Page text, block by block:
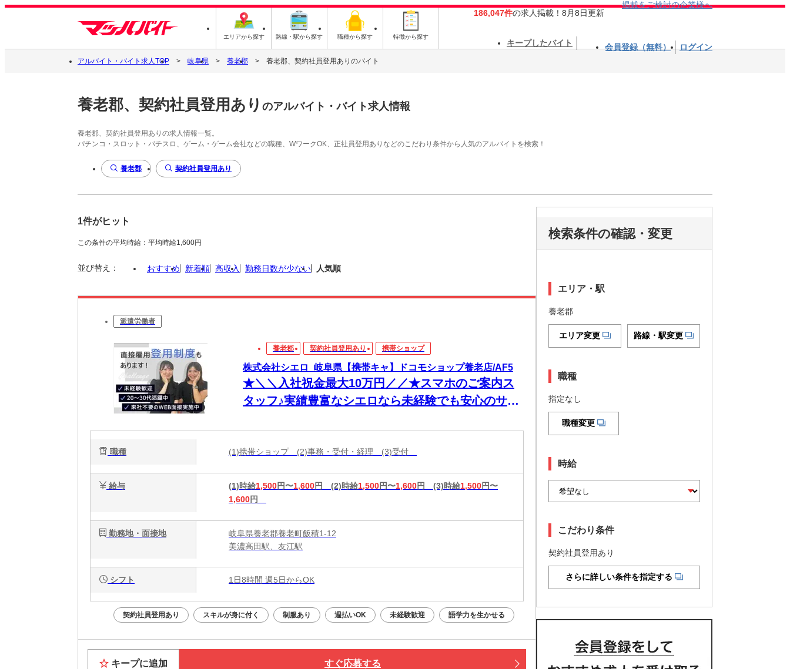
エリアから探す 路線・駅から探す 職種から探す 特徴から探す
186,047件の求人掲載！8月8日更新
掲載をご検討の企業様へ
キープしたバイト 会員登録（無料） ログイン
アルバイト・バイト求人TOP 岐阜県 養老郡 養老郡、契約社員登用ありのバイト
養老郡、契約社員登用あり のアルバイト・バイト求人情報
養老郡、契約社員登用ありの求人情報一覧。
パチンコ・スロット・パチスロ、ゲーム・ゲーム会社などの職種、WワークOK、正社員登用ありなどのこだわり条件から人気のアルバイトを検索！
養老郡 契約社員登用あり
1件がヒット
この条件の平均時給：平均時給1,600円
並び替え： おすすめ 新着順 高収入 勤務日数が少ない 人気順
派遣労働者
養老郡 契約社員登用あり 携帯ショップ
株式会社シエロ_岐阜県【携帯キャ】ドコモショップ養老店/AF5
★＼＼入社祝金最大10万円／／★スマホのご案内ス
タッフ♪実績豊富なシエロなら未経験でも安心のサポ
職種 (1)携帯ショップ (2)事務・受付・経理 (3)受付
給与 (1)時給1,500円〜1,600円 (2)時給1,500円〜1,600円 (3)時給1,500円〜
1,600円
勤務地・面接地
岐阜県養老郡養老町飯積1-12
美濃高田駅、友江駅
シフト 1日8時間 週5日からOK
契約社員登用あり スキルが身に付く 制服あり 週払いOK 未経験歓迎 語学力を生かせる
キープに追加 すぐ応募する
検索条件の確認・変更
エリア・駅
養老郡
エリア変更 路線・駅変更
職種
指定なし
職種変更
時給
こだわり条件
契約社員登用あり
さらに詳しい条件を指定する